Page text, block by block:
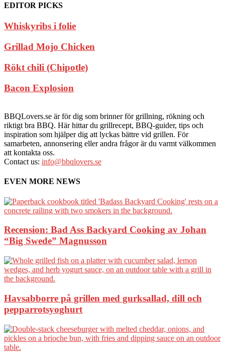
EDITOR PICKS
Whiskyribs i folie
Grillad Mojo Chicken
Rökt chili (Chipotle)
Bacon Explosion
BBQLovers.se är för dig som brinner för grillning, rökning och
riktigt bra BBQ. Här hittar du grillrecept, BBQ-guider, tips och
inspiration som hjälper dig att lyckas bättre vid grillen. För
samarbeten, annonsering eller andra frågor är du varmt välkommen
att kontakta oss.
Contact us: info@bbqlovers.se
EVEN MORE NEWS
Recension: Bad Ass Backyard Cooking av Johan
“Big Swede” Magnusson
Havsabborre på grillen med gurksallad, dill och
pepparrotsyoghurt